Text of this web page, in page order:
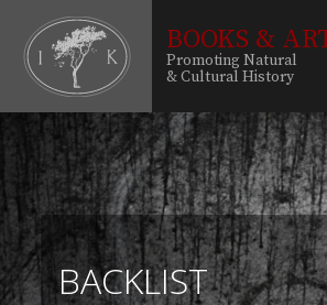
BOOKS &
Promoting Natural
& Cultural History
BACKLIST